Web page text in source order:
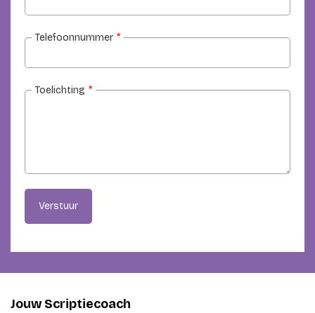
Telefoonnummer *
Toelichting *
Verstuur
Jouw Scriptiecoach